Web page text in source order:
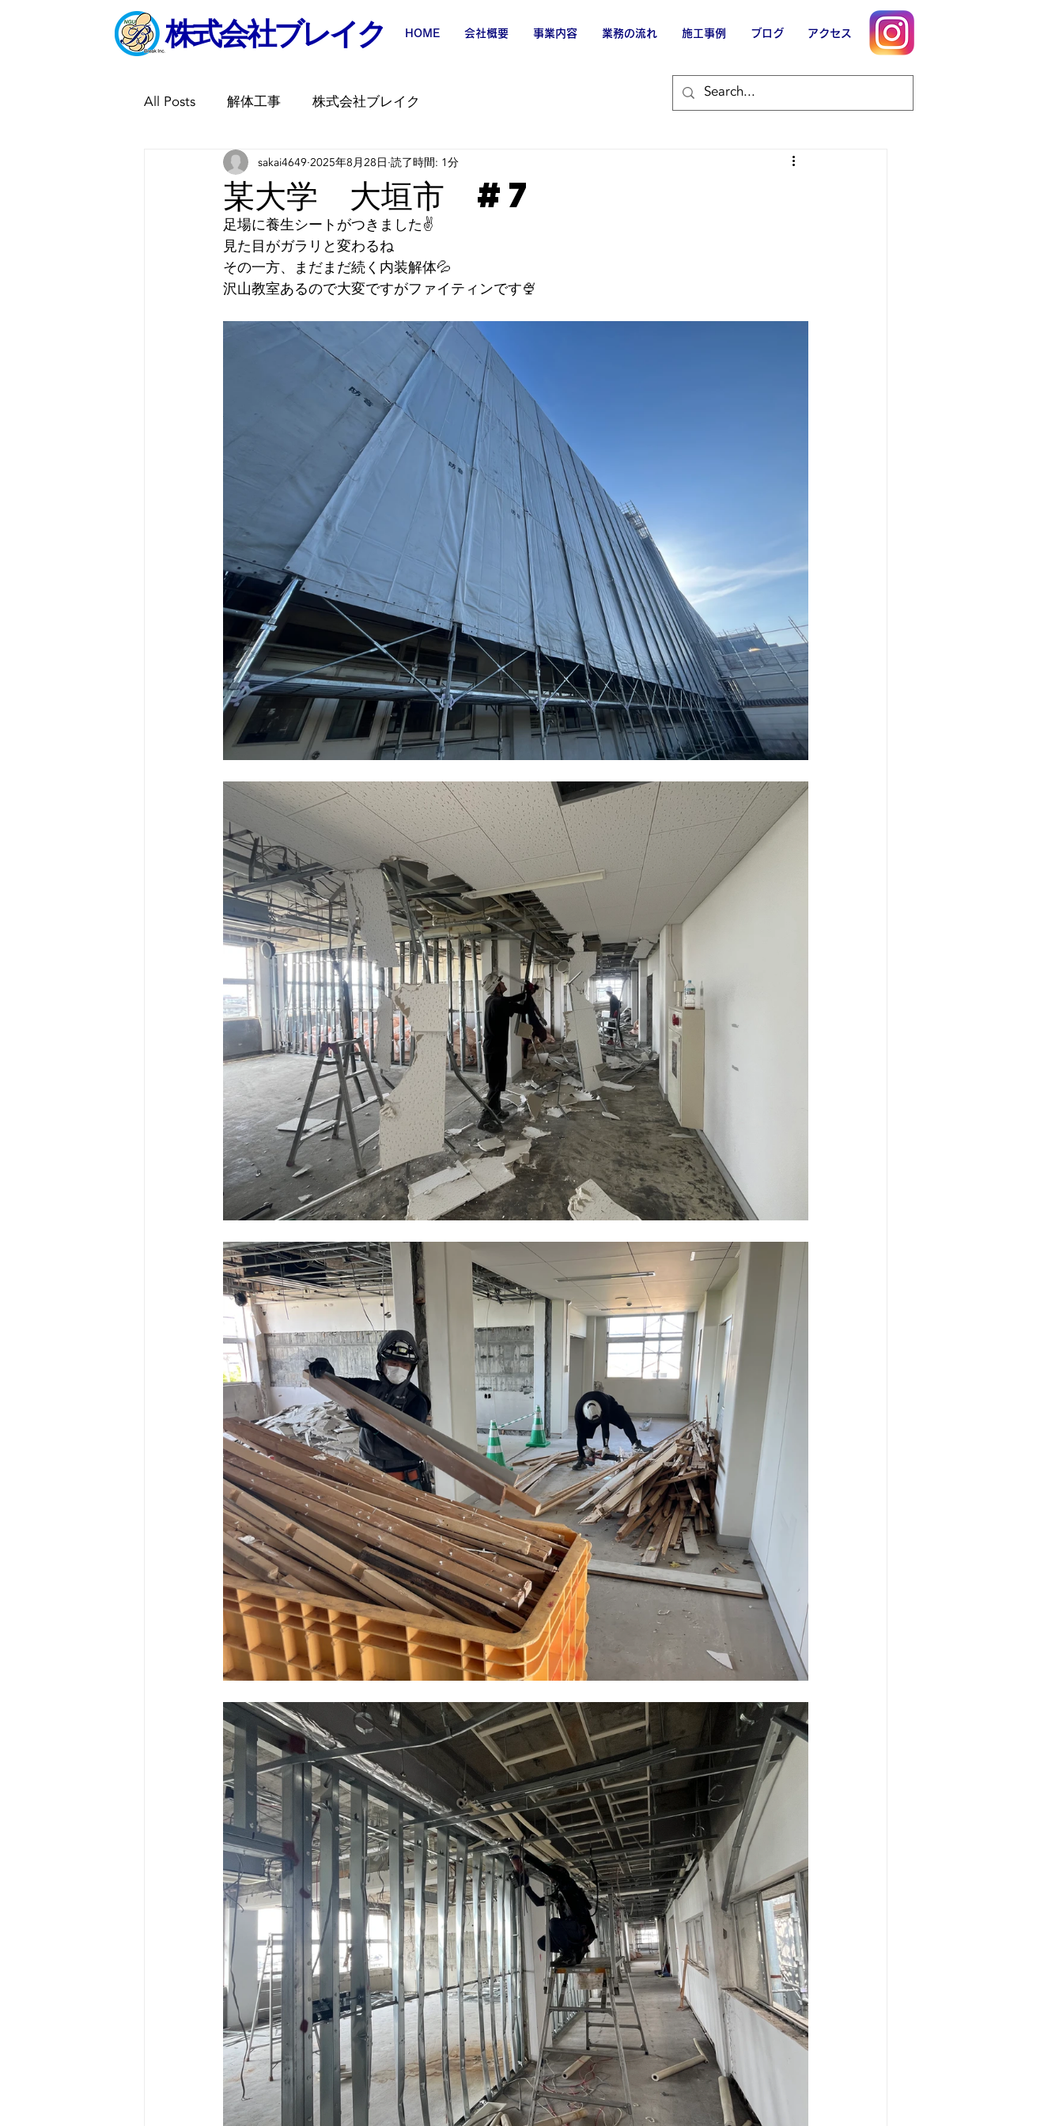
HOME 会社概要 事業内容 業務の流れ 施工事例 ブログ アクセス
​株式会社ブレイク
All Posts 解体工事 株式会社ブレイク
某大学 大垣市 #7
sakai4649 2025年8月28日 読了時間: 1分
足場に養生シートがつきました✌
見た目がガラリと変わるね
その一方、まだまだ続く内装解体💦
沢山教室あるので大変ですがファイティンです🍨